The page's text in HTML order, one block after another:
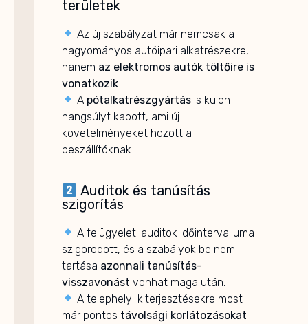
területek
Az új szabályzat már nemcsak a
hagyományos autóipari alkatrészekre,
hanem az elektromos autók töltőire is
vonatkozik.
A pótalkatrészgyártás is külön
hangsúlyt kapott, ami új
követelményeket hozott a
beszállítóknak.
Auditok és tanúsítás
szigorítás
A felügyeleti auditok időintervalluma
szigorodott, és a szabályok be nem
tartása azonnali tanúsítás-
visszavonást vonhat maga után.
A telephely-kiterjesztésekre most
már pontos távolsági korlátozásokat